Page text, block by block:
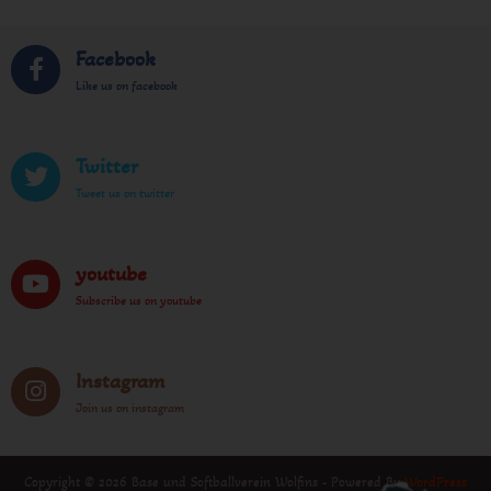
Facebook
Like us on facebook
Twitter
Tweet us on twitter
youtube
Subscribe us on youtube
Instagram
Join us on instagram
Copyright © 2026 Base und Softballverein Wolfins - Powered ByWordPress